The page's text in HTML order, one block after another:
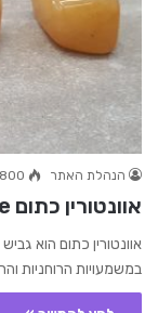
הנהלת האתר 800
אוונטורין כתום Orange aventurine
אוונטורין כתום הוא
במשמעויות הרוחניות